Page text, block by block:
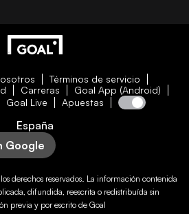
Términos de servicio
Carreras
Goal App (Android)
Goal Live Apuestas
España
Google
los derechos reservados. La información contenida
difundida, reescrita o redistribuída sin
previa y por escrito de Goal